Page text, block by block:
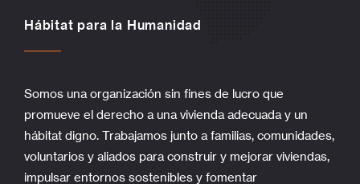
Hábitat para la Humanidad
Somos una organización sin fines de lucro que
promueve el derecho a una vivienda adecuada y un
hábitat digno. Trabajamos junto a familias, comunidades,
voluntarios y aliados para construir y mejorar viviendas,
impulsar entornos sostenibles y fomentar